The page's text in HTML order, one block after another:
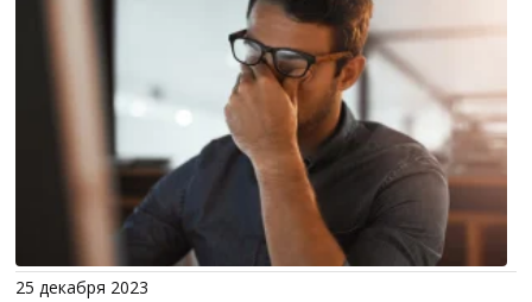
25 декабря 2023